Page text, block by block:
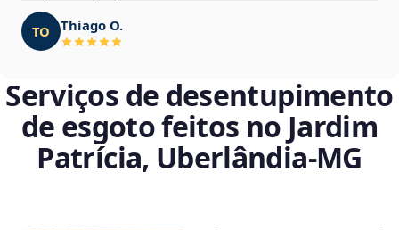
TO Thiago O.
Serviços de desentupimento
de esgoto feitos no Jardim
Patrícia, Uberlândia‑MG